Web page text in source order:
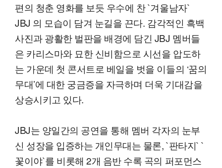
편의 청춘 영화를 보듯 우수에 찬 `겨울남자`
JBJ 의 모습이 담겨 눈길을 끈다. 감각적인 흑백
사진과 광활한 벌판을 배경에 담긴 JBJ 멤버들
은 카리스마와 묘한 신비함으로 시선을 압도하
는 가운데 첫 콘서트로 베일을 벗을 이들의 ‘꿈의
무대’에 대한 궁금증을 자극하며 더욱 기대감을
상승시키고 있다.
JBJ는 양일간의 공연을 통해 멤버 각자의 눈부
신 성장을 입증하는 개인무대는 물론, `판타지` `
꽃이야`를 비롯해 2개 음반 수록 곡의 퍼포먼스